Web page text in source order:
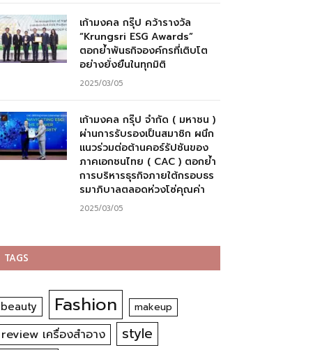
เก้ามงคล กรุ๊ป คว้ารางวัล
“Krungsri ESG Awards”
ตอกย้ำพันธกิจองค์กรที่เติบโต
อย่างยั่งยืนในทุกมิติ
2025/03/05
เก้ามงคล กรุ๊ป จำกัด ( มหาชน )
ผ่านการรับรองเป็นสมาชิก ผนึก
แนวร่วมต่อต้านคอร์รัปชันของ
ภาคเอกชนไทย ( CAC ) ตอกย้ำ
การบริหารธุรกิจภายใต้กรอบธร
รมาภิบาลตลอดห่วงโซ่คุณค่า
2025/03/05
TAGS
beauty Fashion makeup
review เครื่องสำอาง style